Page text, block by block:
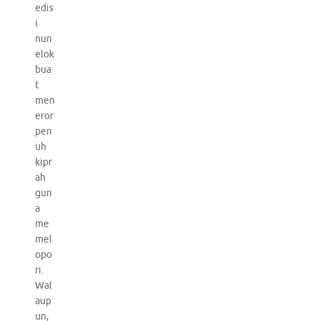
edis
i
nun
elok
bua
t
men
eror
pen
uh
kipr
ah
gun
a
me
mel
opo
ri.
Wal
aup
un,